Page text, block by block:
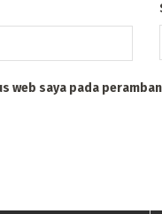
web saya pada